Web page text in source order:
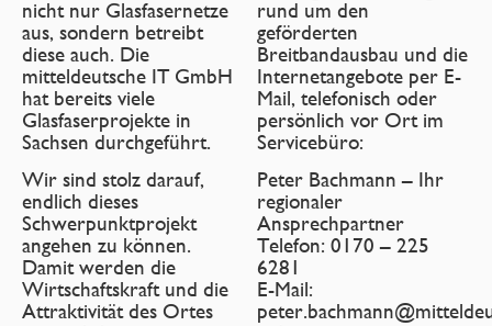
nicht nur Glasfasernetze
aus, sondern betreibt
diese auch. Die
mitteldeutsche IT GmbH
hat bereits viele
Glasfaserprojekte in
Sachsen durchgeführt.
Wir sind stolz darauf,
endlich dieses
Schwerpunktprojekt
angehen zu können.
Damit werden die
Wirtschaftskraft und die
Attraktivität des Ortes
rund um den
geförderten
Breitbandausbau und die
Internetangebote per E-
Mail, telefonisch oder
persönlich vor Ort im
Servicebüro:
Peter Bachmann – Ihr
regionaler
Ansprechpartner
Telefon: 0170 – 225
6281
E-Mail: